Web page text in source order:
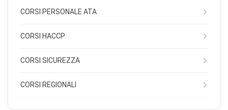
CORSI PERSONALE ATA
CORSI HACCP
CORSI SICUREZZA
CORSI REGIONALI